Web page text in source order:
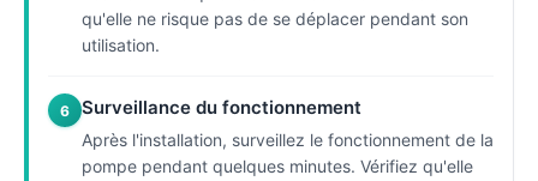
qu'elle ne risque pas de se déplacer pendant son
utilisation.
6 Surveillance du fonctionnement
Après l'installation, surveillez le fonctionnement de la
pompe pendant quelques minutes. Vérifiez qu'elle